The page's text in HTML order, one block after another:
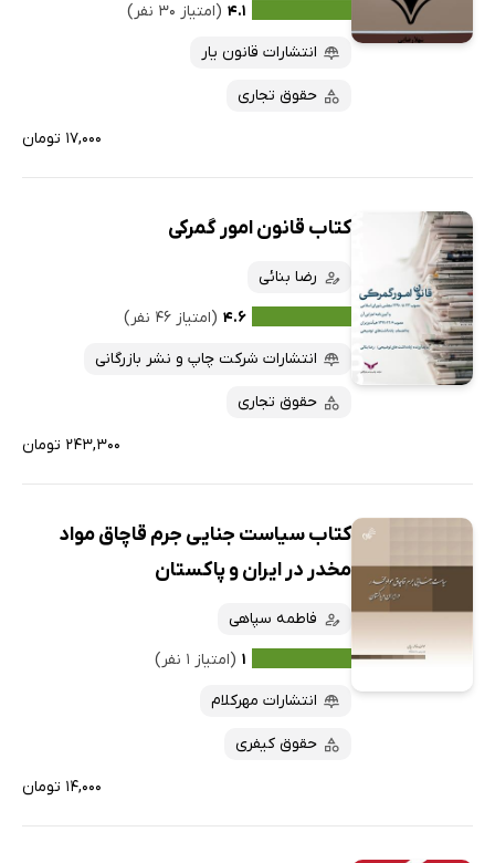
۴.۱ (امتیاز ۳۰ نفر)
انتشارات قانون یار
حقوق تجاری
۱۷,۰۰۰ تومان
کتاب قانون امور گمرکی
رضا بنائی
۴.۶ (امتیاز ۴۶ نفر)
انتشارات شرکت چاپ و نشر بازرگانی
حقوق تجاری
۲۴۳,۳۰۰ تومان
کتاب سیاست جنایی جرم قاچاق مواد
مخدر در ایران و پاکستان
فاطمه سپاهی
۱ (امتیاز ۱ نفر)
انتشارات مهرکلام
حقوق کیفری
۱۴,۰۰۰ تومان